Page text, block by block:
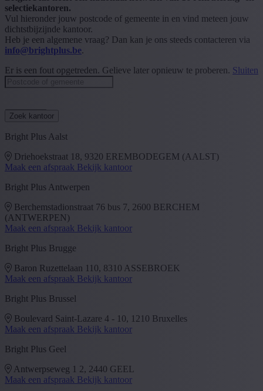
selectiekantoren.
Vul hieronder jouw postcode of gemeente in en vind meteen jouw
dichtstbijzijnde kantoor.
Heb je een algemene vraag? Dan kan je ons steeds contacteren via
info@brightplus.be.
Er is een fout opgetreden. Gelieve later opnieuw te proberen. Sluiten
Zoek kantoor
Bright Plus Aalst
Driehoekstraat 18, 9320 EREMBODEGEM (AALST)
Maak een afspraak Bekijk kantoor
Bright Plus Antwerpen
Berchemstadionstraat 76 bus 7, 2600 BERCHEM
(ANTWERPEN)
Maak een afspraak Bekijk kantoor
Bright Plus Brugge
Baron Ruzettelaan 110, 8310 ASSEBROEK
Maak een afspraak Bekijk kantoor
Bright Plus Brussel
Boulevard Saint-Lazare 4 - 10, 1210 Bruxelles
Maak een afspraak Bekijk kantoor
Bright Plus Geel
Antwerpseweg 1 2, 2440 GEEL
Maak een afspraak Bekijk kantoor